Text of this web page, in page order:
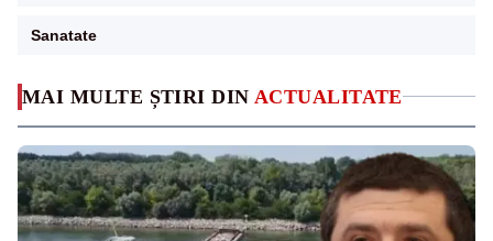
MAI MULTE ȘTIRI DIN ACTUALITATE
Sanatate